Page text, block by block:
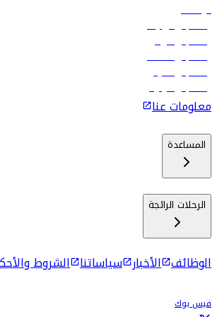
الوظائف
رحلات إلى تبيليسي
رحلات إلى الرياض
رحلات إلى مسقط
رحلات إلى ماليه
رحلات إلى كولومبو
معلومات عنا
المساعدة
الرحلات الرائجة
الوظائف الأخبار سياساتنا الشروط
فيس بوك